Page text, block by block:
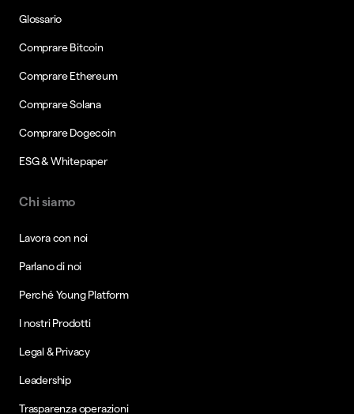
Glossario
Comprare Bitcoin
Comprare Ethereum
Comprare Solana
Comprare Dogecoin
ESG & Whitepaper
Chi siamo
Lavora con noi
Parlano di noi
Perché Young Platform
I nostri Prodotti
Legal & Privacy
Leadership
Trasparenza operazioni